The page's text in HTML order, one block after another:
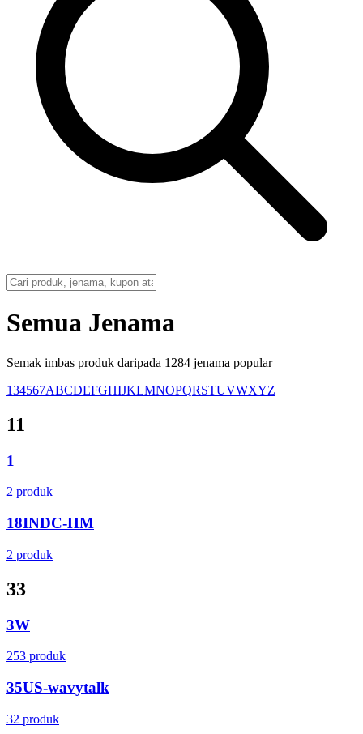
Semua Jenama
Semak imbas produk daripada 1284 jenama popular
134567ABCDEFGHIJKLMNOPQRSTUVWXYZ
11
1
2 produk
18INDC-HM
2 produk
33
3W
253 produk
35US-wavytalk
32 produk